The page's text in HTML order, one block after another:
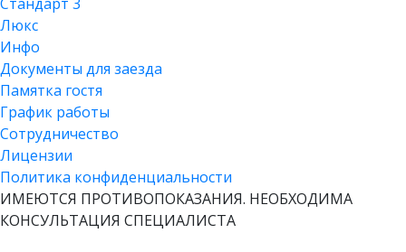
Люкс
Инфо
Документы для заезда
Памятка гостя
График работы
Сотрудничество
Лицензии
Политика конфиденциальности
ИМЕЮТСЯ ПРОТИВОПОКАЗАНИЯ. НЕОБХОДИМА
КОНСУЛЬТАЦИЯ СПЕЦИАЛИСТА